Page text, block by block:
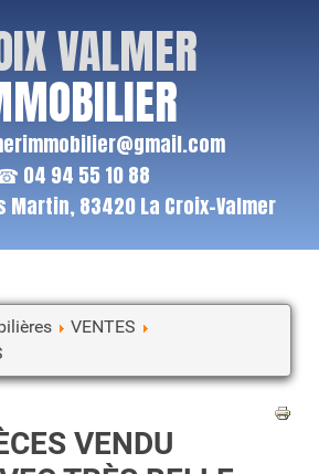
VALMER
04 94 55 10 88
Martin, 83420 La Croix-Valmer
VENTES
VENDU